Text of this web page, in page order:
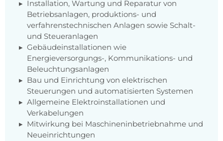
Installation, Wartung und Reparatur von
Betriebsanlagen, produktions- und
verfahrenstechnischen Anlagen sowie Schalt-
und Steueranlagen
Gebäudeinstallationen wie
Energieversorgungs-, Kommunikations- und
Beleuchtungsanlagen
Bau und Einrichtung von elektrischen
Steuerungen und automatisierten Systemen
Allgemeine Elektroinstallationen und
Verkabelungen
Mitwirkung bei Maschineninbetriebnahme und
Neueinrichtungen